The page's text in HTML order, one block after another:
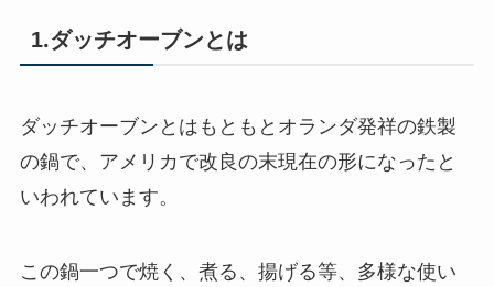
1.ダッチオーブンとは
ダッチオーブンとはもともとオランダ発祥の鉄製
の鍋で、アメリカで改良の末現在の形になったと
いわれています。
この鍋一つで焼く、煮る、揚げる等、多様な使い